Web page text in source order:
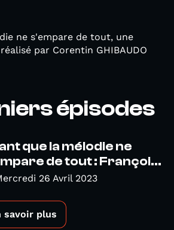
ne s'empare de tout, une
par Corentin GHIBAUDO
épisodes
que la mélodie ne
de tout : Françoi...
26 Avril 2023
savoir plus